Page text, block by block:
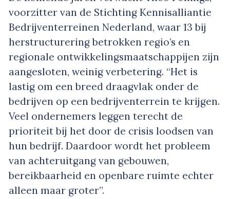
voorzitter van de Stichting Kennisalliantie
Bedrijventerreinen Nederland, waar 13 bij
herstructurering betrokken regio’s en
regionale ontwikkelingsmaatschappijen zijn
aangesloten, weinig verbetering. “Het is
lastig om een breed draagvlak onder de
bedrijven op een bedrijventerrein te krijgen.
Veel ondernemers leggen terecht de
prioriteit bij het door de crisis loodsen van
hun bedrijf. Daardoor wordt het probleem
van achteruitgang van gebouwen,
bereikbaarheid en openbare ruimte echter
alleen maar groter”.